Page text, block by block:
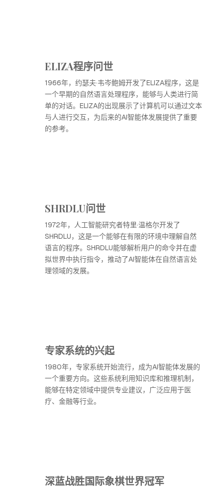
ELIZA程序问世
1966年，约瑟夫·韦岑鲍姆开发了ELIZA程序，这是
一个早期的自然语言处理程序，能够与人类进行简
单的对话。ELIZA的出现展示了计算机可以通过文本
与人进行交互，为后来的AI智能体发展提供了重要
的参考。
SHRDLU问世
1972年，人工智能研究者特里·温格尔开发了
SHRDLU，这是一个能够在有限的环境中理解自然
语言的程序。SHRDLU能够解析用户的命令并在虚
拟世界中执行指令，推动了AI智能体在自然语言处
理领域的发展。
专家系统的兴起
1980年，专家系统开始流行，成为AI智能体发展的
一个重要方向。这些系统利用知识库和推理机制，
能够在特定领域中提供专业建议，广泛应用于医
疗、金融等行业。
深蓝战胜国际象棋世界冠军